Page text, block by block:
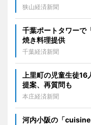
狭山経済新聞
千葉ポートタワー
焼き料理提供
千葉経済新聞
上里町の児童生徒
提案、再質問も
本庄経済新聞
河内小阪の「